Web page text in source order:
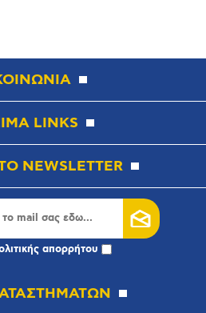
LINKS
NEWSLETTER
απορρήτου